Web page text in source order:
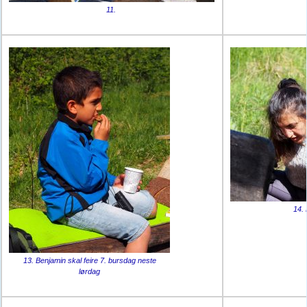
11.
13. Benjamin skal feire 7. bursdag neste
lørdag
14.